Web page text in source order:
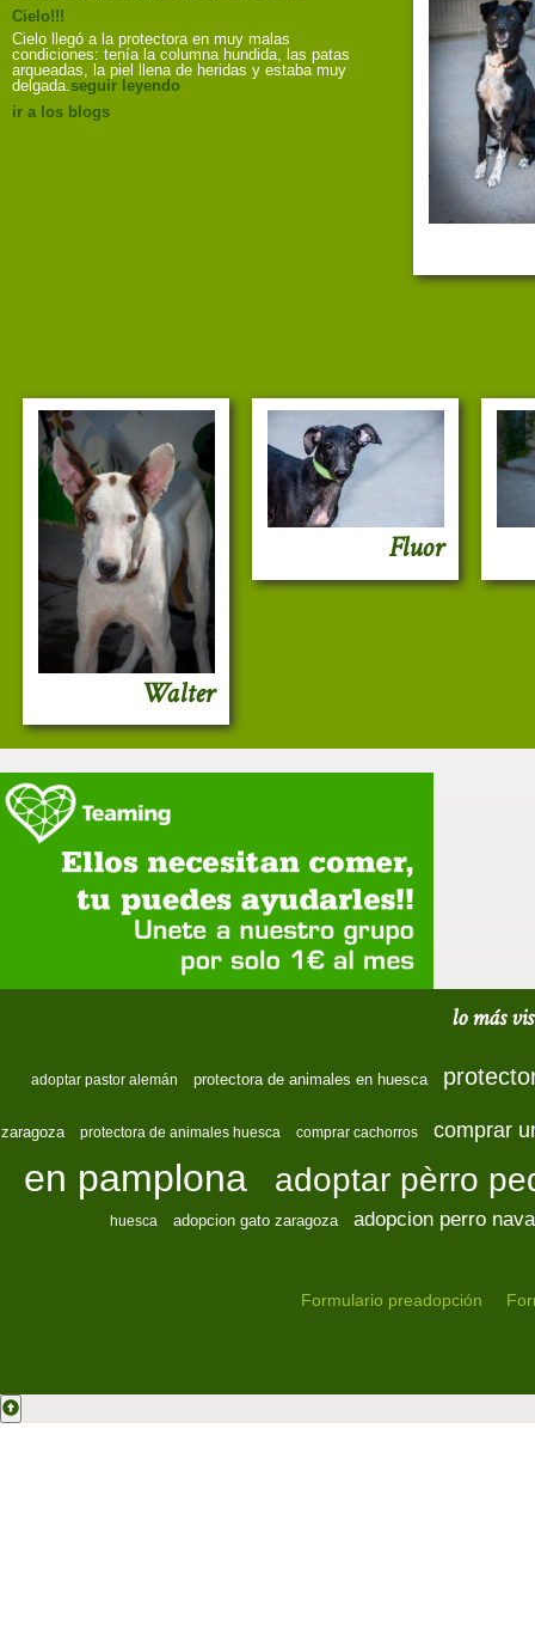
Cielo!!!
Cielo llegó a la protectora en muy malas
condiciones: tenía la columna hundida, las patas
arqueadas, la piel llena de heridas y estaba muy
delgada.seguir leyendo
ir a los blogs
Walter
Fluor
lo más
adoptar pastor alemán protectora de animales en huesca
zaragoza protectora de animales huesca comprar cachorros comprar
en pamplona adoptar pèrro
huesca adopcion gato zaragoza adopcion perro
Formulario preadopción